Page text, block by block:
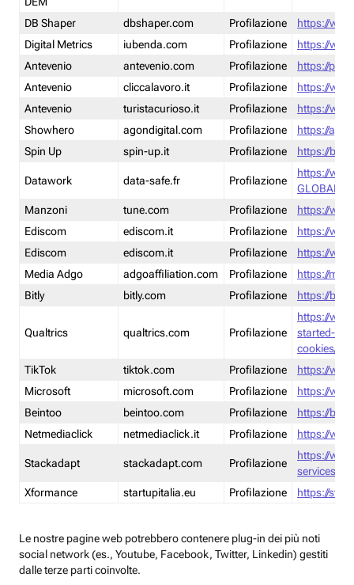
DB Shaper
dbshaper.com Profilazione
https://
Digital Metrics
iubenda.com Profilazione
https://
Antevenio
antevenio.com Profilazione
https://
Antevenio
cliccalavoro.it Profilazione
https://
Antevenio
turistacurioso.it Profilazione
https://
Showhero
agondigital.com Profilazione
https://
Spin Up
spin-up.it Profilazione https://
Datawork data-safe.fr Profilazione
https://
GLOBAL-
Manzoni
tune.com Profilazione
https://
Ediscom
ediscom.it Profilazione
https://
Ediscom
ediscom.it Profilazione
https://
Media Adgo
adgoaffiliation.com Profilazione
https://
Bitly
bitly.com Profilazione https://
Qualtrics qualtrics.com Profilazione
https://
started-
cookies/
TikTok
tiktok.com Profilazione
https://
Microsoft
microsoft.com Profilazione
https://
Beintoo
beintoo.com Profilazione
https://
Netmediaclick
netmediaclick.it Profilazione https://
Stackadapt stackadapt.com Profilazione
https://
services-
Xformance
startupitalia.eu Profilazione https://
Le nostre pagine web potrebbero contenere plug-in dei più noti
social network (es., Youtube, Facebook, Twitter, Linkedin) gestiti
dalle terze parti coinvolte.